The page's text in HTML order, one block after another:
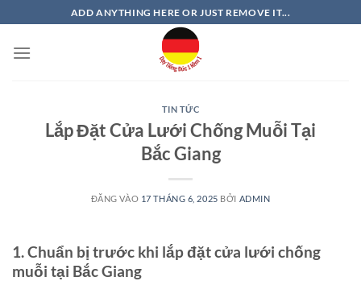
qua
nội
ADD ANYTHING HERE OR JUST REMOVE IT...
TIN TỨC
Lắp Đặt Cửa Lưới Chống Muỗi Tại
Bắc Giang
ĐĂNG VÀO 17 THÁNG 6, 2025 BỞI ADMIN
1. Chuẩn bị trước khi lắp đặt cửa lưới chống
muỗi tại Bắc Giang